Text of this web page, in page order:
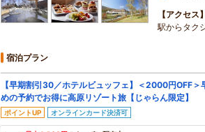
【アクセス】
駅からタク
宿泊プラン
【早期割引30／ホテルビュッフェ】＜2000円OFF＞
めの予約でお得に高原リゾート旅【じゃらん限定】
ポイントUP オンラインカード決済可